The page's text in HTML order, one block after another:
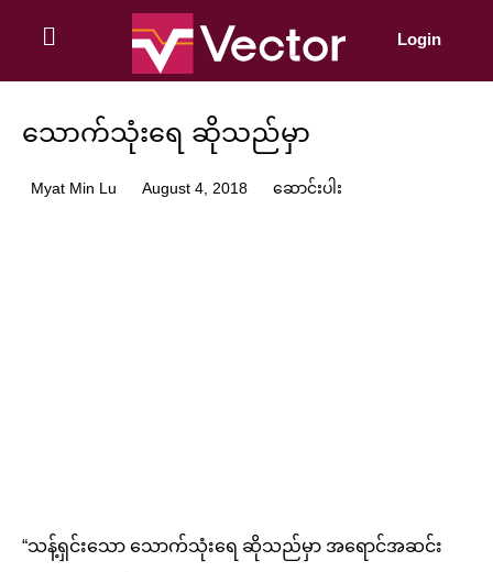
Login
သောက်သုံးရေ ဆိုသည်မှာ
Myat Min Lu August 4, 2018 ဆောင်းပါး
“သန့်ရှင်းသော သောက်သုံးရေ ဆိုသည်မှာ အရောင်အဆင်း